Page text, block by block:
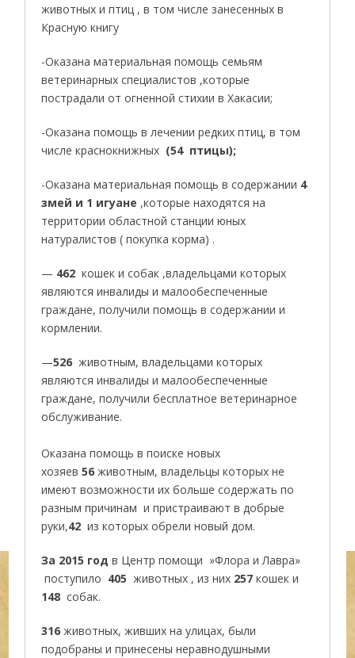
животных и птиц , в том числе занесенных в
Красную книгу
-Оказана материальная помощь семьям
ветеринарных специалистов ,которые
пострадали от огненной стихии в Хакасии;
-Оказана помощь в лечении редких птиц, в том
числе краснокнижных (54 птицы);
-Оказана материальная помощь в содержании 4
змей и 1 игуане ,которые находятся на
территории областной станции юных
натуралистов ( покупка корма) .
— 462 кошек и собак ,владельцами которых
являются инвалиды и малообеспеченные
граждане, получили помощь в содержании и
кормлении.
—526 животным, владельцами которых
являются инвалиды и малообеспеченные
граждане, получили бесплатное ветеринарное
обслуживание.
Оказана помощь в поиске новых
хозяев 56 животным, владельцы которых не
имеют возможности их больше содержать по
разным причинам и пристраивают в добрые
руки,42 из которых обрели новый дом.
За 2015 год в Центр помощи »Флора и Лавра»
поступило 405 животных , из них 257 кошек и
148 собак.
316 животных, живших на улицах, были
подобраны и принесены неравнодушными